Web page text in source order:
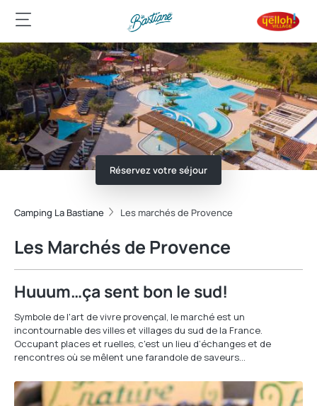
Réservez votre séjour
Camping La Bastiane Les marchés de Provence
Les Marchés de Provence
Huuum…ça sent bon le sud!
Symbole de l'art de vivre provençal, le marché est un
incontournable des villes et villages du sud de la France.
Occupant places et ruelles, c'est un lieu d’échanges et de
rencontres où se mêlent une farandole de saveurs…